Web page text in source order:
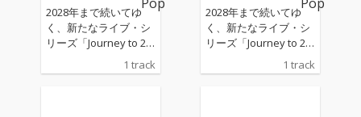
2028年まで続いてゆ
く、新たなライブ・シ
リーズ「Journey to 20
28“Happy Go Lucky”」
の第一回が7月12日、1
1 track
2028年まで続いてゆ
く、新たなライブ・シ
リーズ「Journey to 20
28“Happy Go Lucky”」
の第一回が7月12日、1
1 track